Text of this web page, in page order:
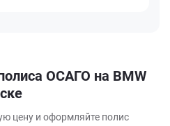
ОСАГО на BMW
цену и оформляйте полис